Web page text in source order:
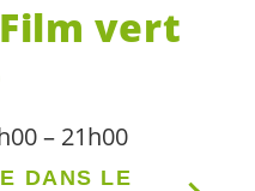
vert
– 21h00
DANS LE